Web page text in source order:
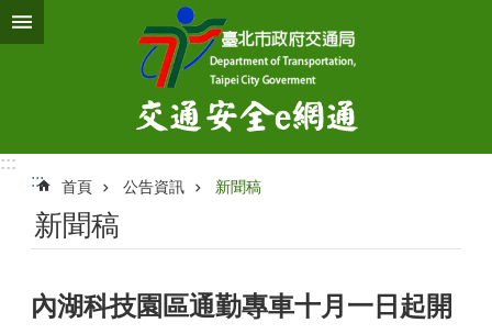
跳到主要內容區塊
:::
:::
首頁 公告資訊 新聞稿
新聞稿
內湖科技園區通勤專車十月一日起開